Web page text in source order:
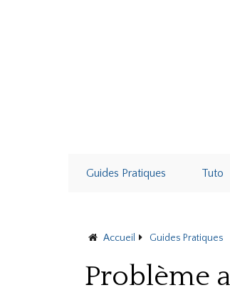
Guides Pratiques Tuto
Accueil Guides Pratiques
Problème